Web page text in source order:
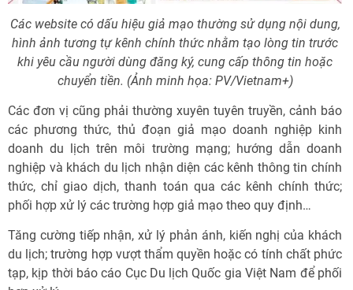
Các website có dấu hiệu giả mạo thường sử dụng nội dung,
hình ảnh tương tự kênh chính thức nhằm tạo lòng tin trước
khi yêu cầu người dùng đăng ký, cung cấp thông tin hoặc
chuyển tiền. (Ảnh minh họa: PV/Vietnam+)
Các đơn vị cũng phải thường xuyên tuyên truyền, cảnh báo
các phương thức, thủ đoạn giả mạo doanh nghiệp kinh
doanh du lịch trên môi trường mạng; hướng dẫn doanh
nghiệp và khách du lịch nhận diện các kênh thông tin chính
thức, chỉ giao dịch, thanh toán qua các kênh chính thức;
phối hợp xử lý các trường hợp giả mạo theo quy định…
Tăng cường tiếp nhận, xử lý phản ánh, kiến nghị của khách
du lịch; trường hợp vượt thẩm quyền hoặc có tính chất phức
tạp, kịp thời báo cáo Cục Du lịch Quốc gia Việt Nam để phối